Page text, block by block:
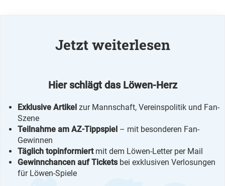
Jetzt weiterlesen
Hier schlägt das Löwen-Herz
Exklusive Artikel zur Mannschaft, Vereinspolitik und Fan-
Szene
Teilnahme am AZ-Tippspiel – mit besonderen Fan-
Gewinnen
Täglich topinformiertmit dem Löwen-Letter per Mail
Gewinnchancen auf Ticketsbei exklusiven Verlosungen
für Löwen-Spiele